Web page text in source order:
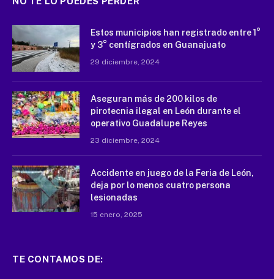
Estos municipios han registrado entre 1°
y 3° centígrados en Guanajuato
29 diciembre, 2024
Aseguran más de 200 kilos de
pirotecnia ilegal en León durante el
operativo Guadalupe Reyes
23 diciembre, 2024
Accidente en juego de la Feria de León,
deja por lo menos cuatro persona
lesionadas
15 enero, 2025
TE CONTAMOS DE: